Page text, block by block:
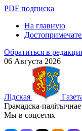
PDF подписка
На главную
Обратиться в
06 Августа 2026
Лiдская
Грамадска-
Мы в соцсетях